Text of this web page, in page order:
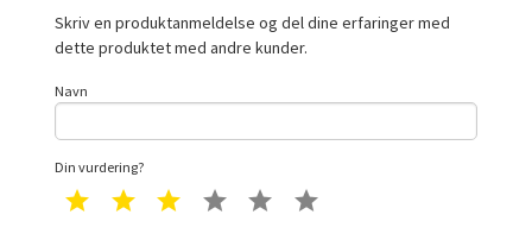
Skriv en produktanmeldelse og del dine erfaringer med
dette produktet med andre kunder.
Navn
Din vurdering?
1 star 2 star 3 star 4 star 5 star